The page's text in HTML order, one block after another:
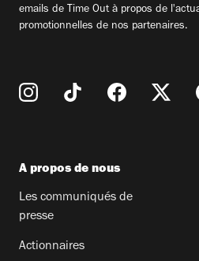
emails de Time Out à propos de
promotionnelles de nos partenaires.
A propos de nous
Les communiqués de
presse
Actionnaires